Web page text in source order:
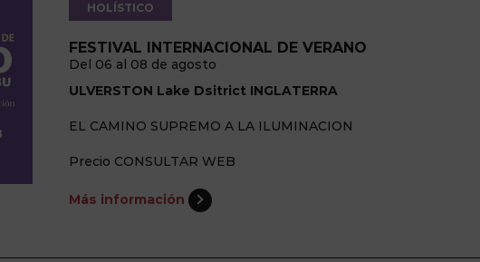
HOLÍSTICO
FESTIVAL INTERNACIONAL DE VERANO
Del 06 al 08 de agosto
ULVERSTON Lake Dsitrict INGLATERRA
EL CAMINO SUPREMO A LA ILUMINACION
Precio CONSULTAR WEB
Más información